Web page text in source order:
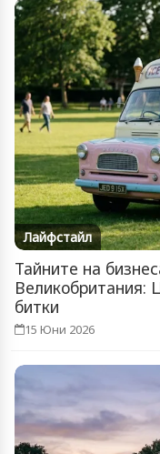
Лайфстайл
Тайните на
Великобритания:
битки
15 Юни 2026